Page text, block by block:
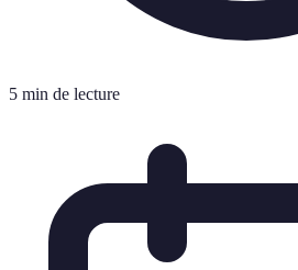
5 min de lecture